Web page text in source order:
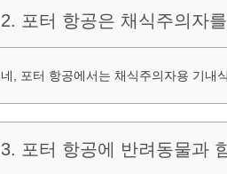
2. 포터 항공은 채식주의자
네, 포터 항공에서는 채식주의자용 기내
3. 포터 항공에 반려동물과